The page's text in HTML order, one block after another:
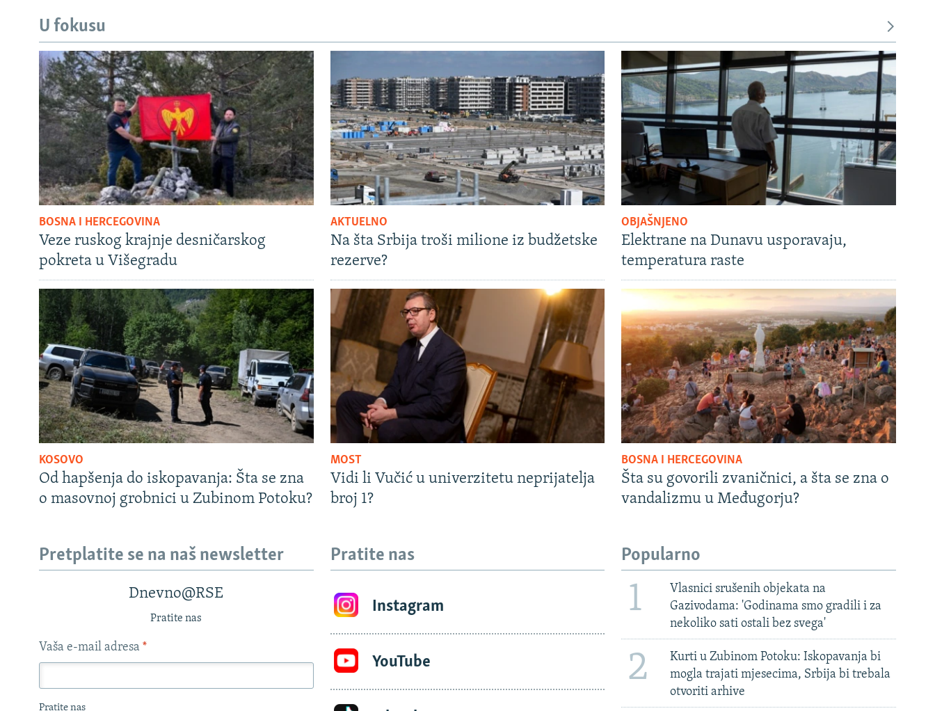
U fokusu
BOSNA I HERCEGOVINA
Veze ruskog krajnje desničarskog
pokreta u Višegradu
AKTUELNO
Na šta Srbija troši milione iz budžetske
rezerve?
OBJAŠNJENO
Elektrane na Dunavu usporavaju,
temperatura raste
KOSOVO
Od hapšenja do iskopavanja: Šta se zna
o masovnoj grobnici u Zubinom Potoku?
MOST
Vidi li Vučić u univerzitetu neprijatelja
broj 1?
BOSNA I HERCEGOVINA
Šta su govorili zvaničnici, a šta se zna o
vandalizmu u Međugorju?
Pretplatite se na naš newsletter
Dnevno@RSE
Pratite nas
Vaša e-mail adresa *
Pratite nas
Pratite nas
Instagram
YouTube
Popularno
1
Vlasnici srušenih objekata na
Gazivodama: 'Godinama smo gradili i za
nekoliko sati ostali bez svega'
2
Kurti u Zubinom Potoku: Iskopavanja bi
mogla trajati mjesecima, Srbija bi trebala
otvoriti arhive